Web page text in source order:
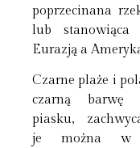
poprzecinana
lub stanowiąca
Eurazją a
Czarne plaże i
czarną barwę
piasku,
je można w